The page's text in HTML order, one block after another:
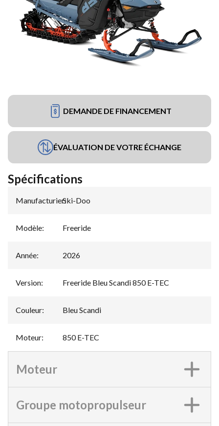
DEMANDE DE FINANCEMENT
ÉVALUATION DE VOTRE ÉCHANGE
Spécifications
Manufacturier:
Ski-Doo
Modèle: Freeride
Année: 2026
Version: Freeride Bleu Scandi 850 E-TEC
Couleur: Bleu Scandi
Moteur: 850 E-TEC
Moteur
Groupe motopropulseur